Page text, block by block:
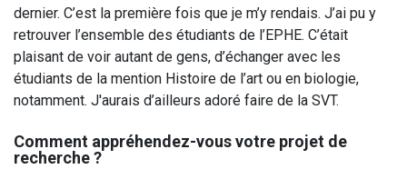
dernier. C’est la première fois que je m’y rendais. J’ai pu y
retrouver l’ensemble des étudiants de l’EPHE. C’était
plaisant de voir autant de gens, d’échanger avec les
étudiants de la mention Histoire de l’art ou en biologie,
notamment. J'aurais d’ailleurs adoré faire de la SVT.
Comment appréhendez-vous votre projet de
recherche ?